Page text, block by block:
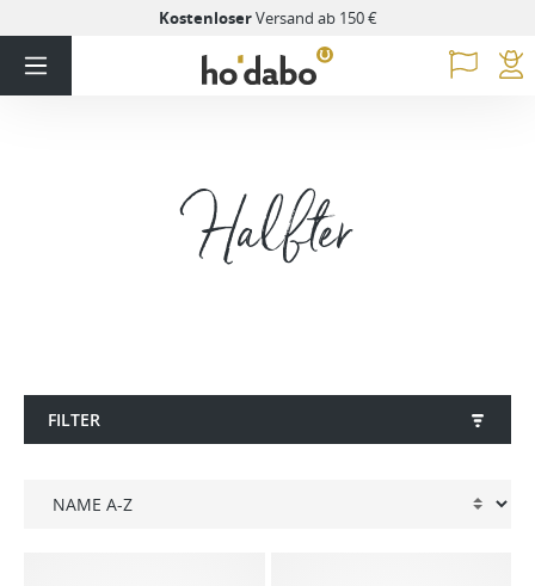
KostenloserVersand ab 150 €
Halfter
FILTER